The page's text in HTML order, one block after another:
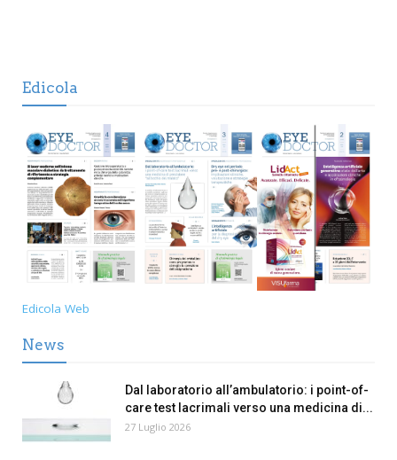
Edicola
Edicola Web
News
Dal laboratorio all’ambulatorio: i point-of-
care test lacrimali verso una medicina di...
27 Luglio 2026